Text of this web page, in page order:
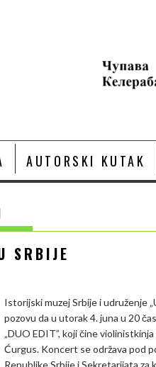
AUTORSKI KUTAK
SRBIJE
Istorijski muzej Srbije i udruženje
pozovu da u utorak 4. juna u 20
„DUO EDIT”, koji čine
Ćurgus. Koncert se održava pod
Republike Srbije i Sekretarijata za